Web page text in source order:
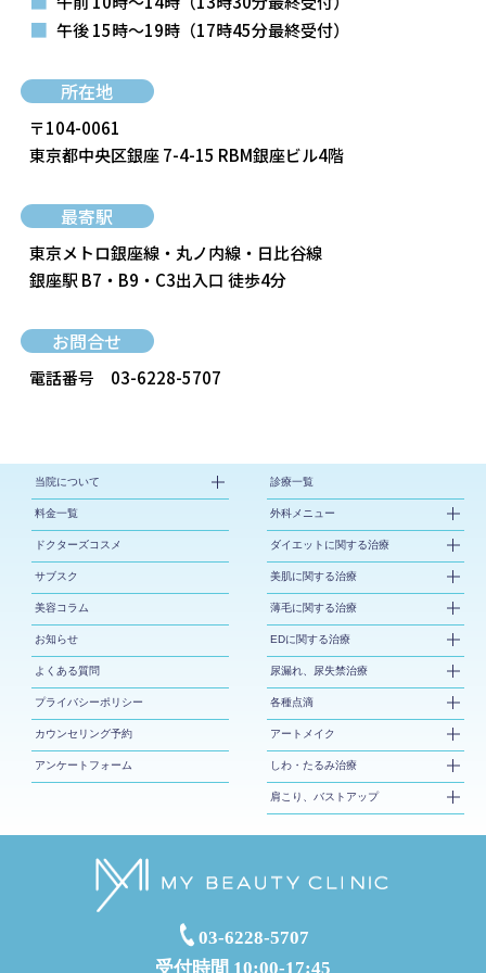
■ 午後 15時～19時 （17時45分最終受付）
所在地
〒104-0061
東京都中央区銀座 7-4-15 RBM銀座ビル4階
最寄駅
東京メトロ銀座線・丸ノ内線・日比谷線
銀座駅 B7・B9・C3出入口 徒歩4分
お問合せ
電話番号 03-6228-5707
当院について
料金一覧
ドクターズコスメ
サブスク
美容コラム
お知らせ
よくある質問
プライバシーポリシー
カウンセリング予約
アンケートフォーム
診療一覧
外科メニュー
ダイエットに関する治療
美肌に関する治療
薄毛に関する治療
EDに関する治療
尿漏れ、尿失禁治療
各種点滴
アートメイク
しわ・たるみ治療
肩こり、バストアップ
03-6228-5707
受付時間 10:00-17:45